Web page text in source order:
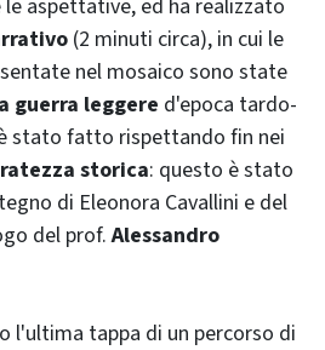
aspettative, ed ha realizzato
(2 minuti circa), in cui le
nel mosaico sono state
guerra leggere d'epoca tardo-
stato fatto rispettando fin nei
storica: questo è stato
di Eleonora Cavallini e del
del prof.Alessandro
l'ultima tappa di un percorso di